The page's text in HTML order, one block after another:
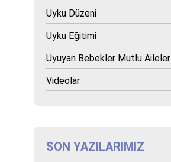
Uyku Düzeni
Uyku Eğitimi
Uyuyan Bebekler Mutlu Aileler
Videolar
SON YAZILARIMIZ